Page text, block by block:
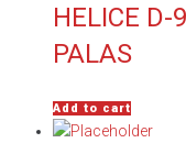
HELICE D-
PALAS
Add to cart